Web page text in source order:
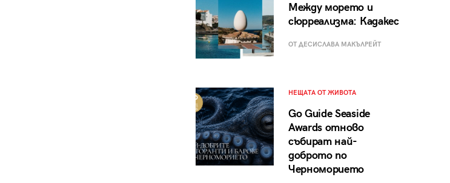
Между морето и
сюрреализма: Кадакес
ОТ ДЕСИСЛАВА МАКЪЛРЕЙТ
НЕЩАТА ОТ ЖИВОТА
Go Guide Seaside
Awards отново
събират най-
доброто по
Черноморието